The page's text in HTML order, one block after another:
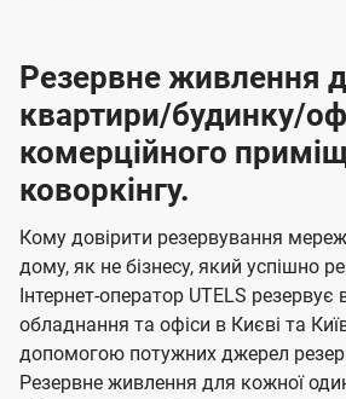
Резервне живлення
квартири/будинку/
комерційного
коворкінгу.
Кому довірити резервування
дому, як не бізнесу, який успішно
Інтернет-оператор UTELS
обладнання та офіси в Києві та
допомогою потужних джерел
Резервне живлення для кожної